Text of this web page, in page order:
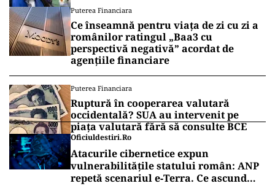
Puterea Financiara
Ce înseamnă pentru viața de zi cu zi a
românilor ratingul „Baa3 cu
perspectivă negativă” acordat de
agențiile financiare
Puterea Financiara
Ruptură în cooperarea valutară
occidentală? SUA au intervenit pe
piața valutară fără să consulte BCE
Oficiuldestiri.ro
Atacurile cibernetice expun
vulnerabilitățile statului român: ANP
repetă scenariul e‑Terra. Ce ascund